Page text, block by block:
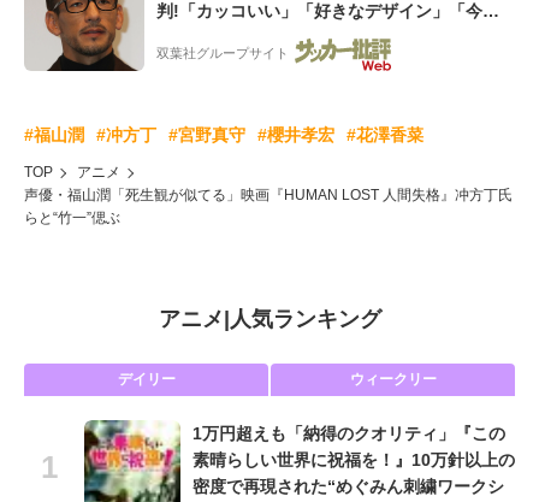
判!「カッコいい」「好きなデザイン」「今年
双葉社グループサイト
#福山潤 #冲方丁 #宮野真守 #櫻井孝宏 #花澤香菜
TOP
アニメ
声優・福山潤「死生観が似てる」映画『HUMAN LOST 人間失格』冲方丁氏
らと“竹一”偲ぶ
アニメ 人気ランキング
デイリー ウィークリー
1万円超えも「納得のクオリティ」『この
素晴らしい世界に祝福を！』10万針以上の
密度で再現された“めぐみん刺繍ワークシ